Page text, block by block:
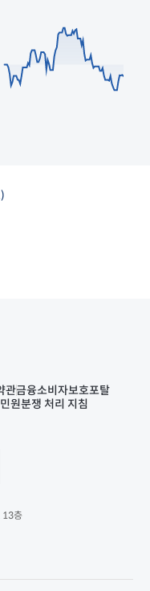
관금융소비자보호포탈
원분쟁 처리 지침
13층